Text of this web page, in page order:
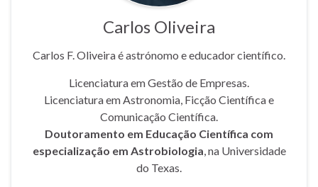
Carlos Oliveira
Carlos F. Oliveira é astrónomo e educador científico.
Licenciatura em Gestão de Empresas.
Licenciatura em Astronomia, Ficção Científica e
Comunicação Científica.
Doutoramento em Educação Científica com
especialização em Astrobiologia, na Universidade
do Texas.